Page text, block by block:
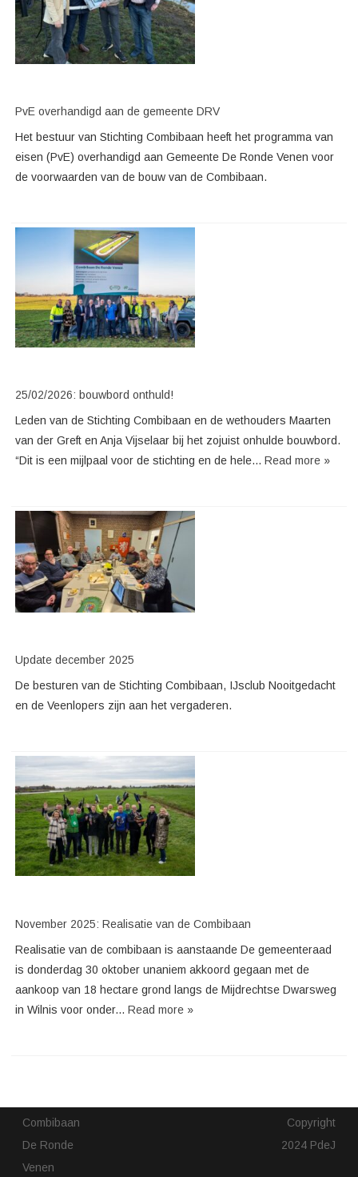
PvE overhandigd aan de gemeente DRV
Het bestuur van Stichting Combibaan heeft het programma van
eisen (PvE) overhandigd aan Gemeente De Ronde Venen voor
de voorwaarden van de bouw van de Combibaan.
25/02/2026: bouwbord onthuld!
Leden van de Stichting Combibaan en de wethouders Maarten
van der Greft en Anja Vijselaar bij het zojuist onhulde bouwbord.
“Dit is een mijlpaal voor de stichting en de hele... Read more »
Update december 2025
De besturen van de Stichting Combibaan, IJsclub Nooitgedacht
en de Veenlopers zijn aan het vergaderen.
November 2025: Realisatie van de Combibaan
Realisatie van de combibaan is aanstaande De gemeenteraad
is donderdag 30 oktober unaniem akkoord gegaan met de
aankoop van 18 hectare grond langs de Mijdrechtse Dwarsweg
in Wilnis voor onder... Read more »
Combibaan
De Ronde
Venen
Copyright
2024 PdeJ